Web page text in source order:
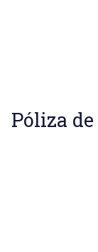
Póliza